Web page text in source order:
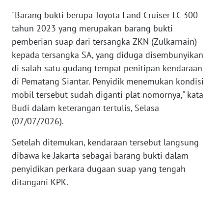
"Barang bukti berupa Toyota Land Cruiser LC 300
tahun 2023 yang merupakan barang bukti
pemberian suap dari tersangka ZKN (Zulkarnain)
kepada tersangka SA, yang diduga disembunyikan
di salah satu gudang tempat penitipan kendaraan
di Pematang Siantar. Penyidik menemukan kondisi
mobil tersebut sudah diganti plat nomornya," kata
Budi dalam keterangan tertulis, Selasa
(07/07/2026).
Setelah ditemukan, kendaraan tersebut langsung
dibawa ke Jakarta sebagai barang bukti dalam
penyidikan perkara dugaan suap yang tengah
ditangani KPK.
Wahana
News
Regional
WN
SUMUT
WN
JAKARTA
JABAR
WN
BANTEN